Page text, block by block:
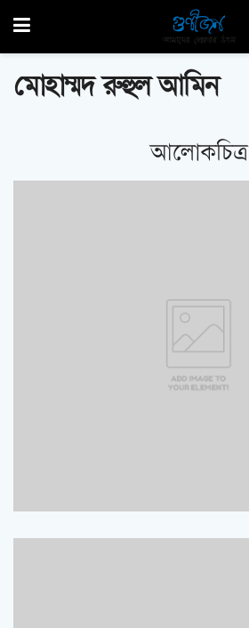
মোহাম্মদ রুহুল আমিন
আলোকচিত্র